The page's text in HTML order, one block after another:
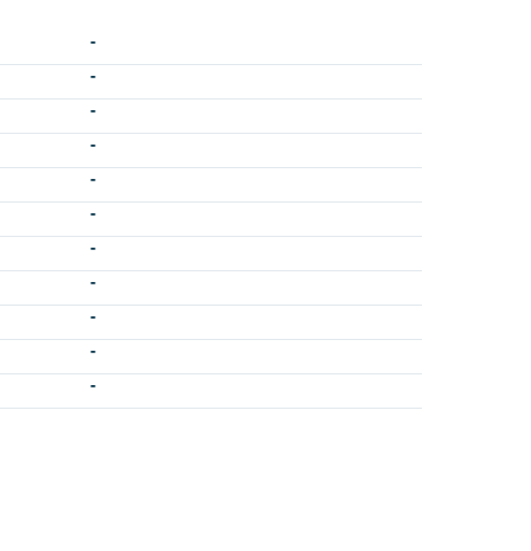
-
-
-
-
-
-
-
-
-
-
-